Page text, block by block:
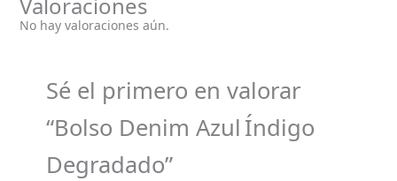
No hay valoraciones aún.
Sé el primero en valorar
“Bolso Denim Azul Índigo
Degradado”